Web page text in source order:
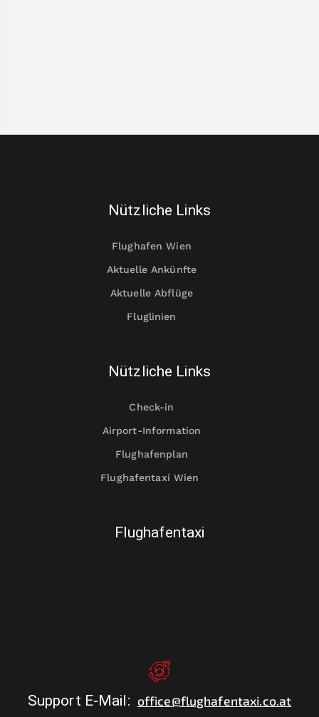
Nützliche Links
Flughafen Wien
Aktuelle Ankünfte
Aktuelle Abflüge
Fluglinien
Nützliche Links
Check-in
Airport-Information
Flughafenplan
Flughafentaxi Wien
Flughafentaxi
Support E-Mail: office@flughafentaxi.co.at